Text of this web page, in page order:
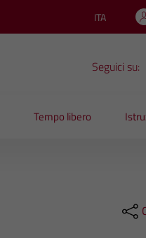
Lingua
ITA
Seguici su:
Tempo libero